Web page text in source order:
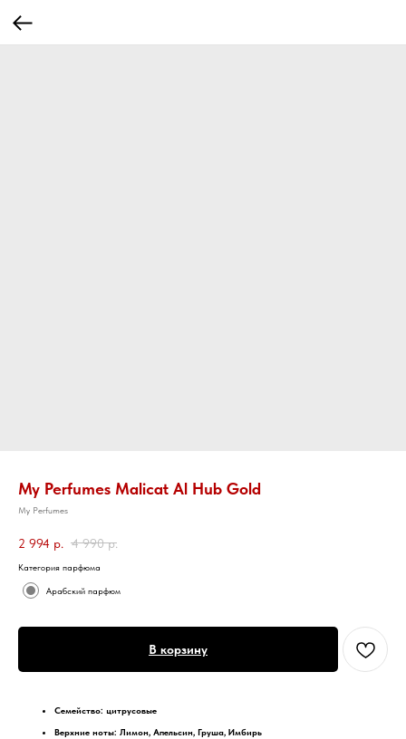
My Perfumes Malicat Al Hub Gold
My Perfumes
2 994 р. 4 990 р.
Категория парфюма
Арабский парфюм
В корзину
Семейство: цитрусовые
Верхние ноты: Лимон, Апельсин, Груша, Имбирь